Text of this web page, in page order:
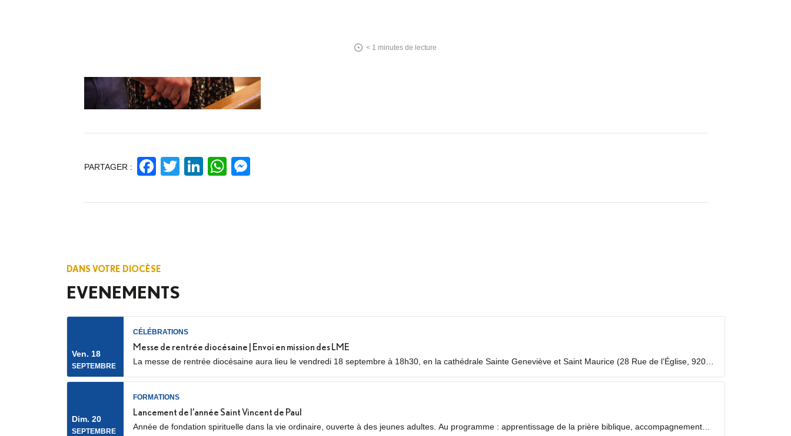
< 1 minutes de lecture
PARTAGER : Facebook
TwitterLinkedIn
WhatsApp
DANS VOTRE DIOCÈSE
EVENEMENTS
Ven. 18
SEPTEMBRE
CÉLÉBRATIONS
Messe de rentrée diocésaine | Envoi en mission des LME
La messe de rentrée diocésaine aura lieu le vendredi 18 septembre à 18h30, en la cathédrale Sainte Geneviève et Saint Maurice (28 Rue de l’Église, 92000
Dim. 20
SEPTEMBRE
FORMATIONS
Lancement de l’année Saint Vincent de Paul
Année de fondation spirituelle dans la vie ordinaire, ouverte à des jeunes adultes. Au programme : apprentissage de la prière biblique, accompagnement